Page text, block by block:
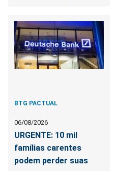
BTG PACTUAL
06/08/2026
URGENTE: 10 mil
famílias carentes
podem perder suas